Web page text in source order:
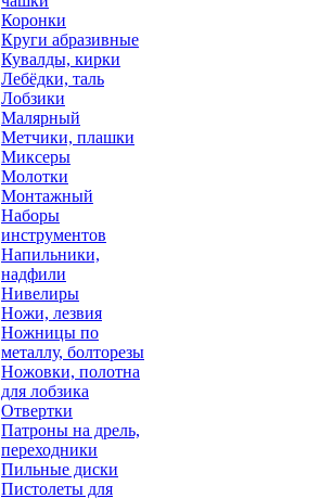
Коронки
Круги абразивные
Кувалды, кирки
Лебёдки, таль
Лобзики
Малярный
Метчики, плашки
Миксеры
Молотки
Монтажный
Наборы
инструментов
Напильники,
надфили
Нивелиры
Ножи, лезвия
Ножницы по
металлу, болторезы
Ножовки, полотна
для лобзика
Отвертки
Патроны на дрель,
переходники
Пильные диски
Пистолеты для